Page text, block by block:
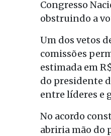
Congresso
obstruindo a
Um dos vetos
comissões
estimada em
do presidente
entre líderes e
No acordo
abriria mão do